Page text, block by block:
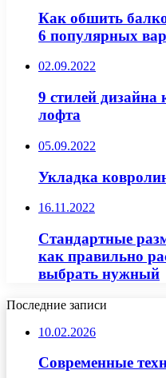
Как обшить
6 популярных
02.09.2022
9 стилей дизайна
лофта
05.09.2022
Укладка
16.11.2022
Стандартные
как правильно
выбрать нужный
Последние записи
10.02.2026
Современные